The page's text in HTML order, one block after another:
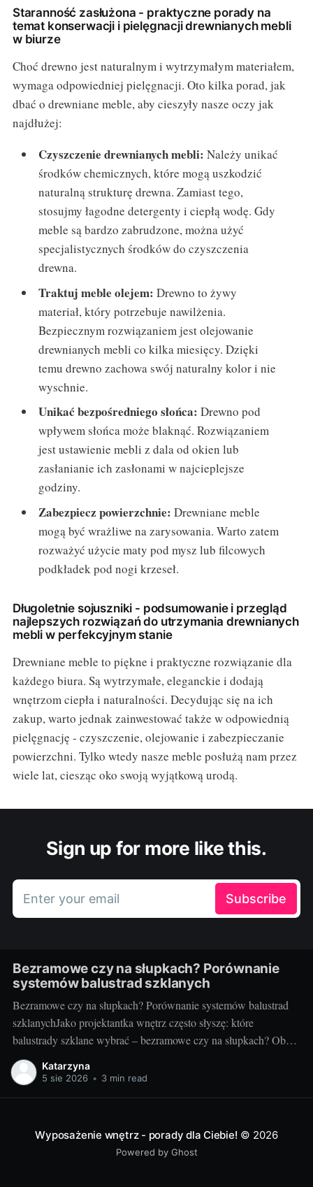
Staranność zasłużona - praktyczne porady na
temat konserwacji i pielęgnacji drewnianych mebli
w biurze
Choć drewno jest naturalnym i wytrzymałym materiałem,
wymaga odpowiedniej pielęgnacji. Oto kilka porad, jak
dbać o drewniane meble, aby cieszyły nasze oczy jak
najdłużej:
Czyszczenie drewnianych mebli: Należy unikać
środków chemicznych, które mogą uszkodzić
naturalną strukturę drewna. Zamiast tego,
stosujmy łagodne detergenty i ciepłą wodę. Gdy
meble są bardzo zabrudzone, można użyć
specjalistycznych środków do czyszczenia
drewna.
Traktuj meble olejem: Drewno to żywy
materiał, który potrzebuje nawilżenia.
Bezpiecznym rozwiązaniem jest olejowanie
drewnianych mebli co kilka miesięcy. Dzięki
temu drewno zachowa swój naturalny kolor i nie
wyschnie.
Unikać bezpośredniego słońca: Drewno pod
wpływem słońca może blaknąć. Rozwiązaniem
jest ustawienie mebli z dala od okien lub
zasłanianie ich zasłonami w najcieplejsze
godziny.
Zabezpiecz powierzchnie: Drewniane meble
mogą być wrażliwe na zarysowania. Warto zatem
rozważyć użycie maty pod mysz lub filcowych
podkładek pod nogi krzeseł.
Długoletnie sojuszniki - podsumowanie i przegląd
najlepszych rozwiązań do utrzymania drewnianych
mebli w perfekcyjnym stanie
Drewniane meble to piękne i praktyczne rozwiązanie dla
każdego biura. Są wytrzymałe, eleganckie i dodają
wnętrzom ciepła i naturalności. Decydując się na ich
zakup, warto jednak zainwestować także w odpowiednią
pielęgnację - czyszczenie, olejowanie i zabezpieczanie
powierzchni. Tylko wtedy nasze meble posłużą nam przez
wiele lat, ciesząc oko swoją wyjątkową urodą.
Sign up for more like this.
Enter your email Subscribe
Bezramowe czy na słupkach? Porównanie
systemów balustrad szklanych
Bezramowe czy na słupkach? Porównanie systemów balustrad
szklanychJako projektantka wnętrz często słyszę: które
balustrady szklane wybrać – bezramowe czy na słupkach? Oba
systemy potrafią wyglądać zjawiskowo i podnieść wartość
nieruchomości, ale różnią się konstrukcją, montażem i
Katarzyna
5 sie 2026 • 3 min read
Wyposażenie wnętrz - porady dla Ciebie! © 2026
Powered by Ghost